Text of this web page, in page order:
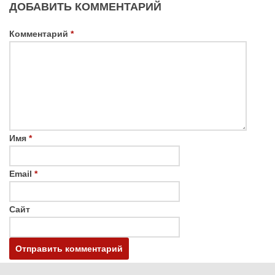
ДОБАВИТЬ КОММЕНТАРИЙ
Комментарий *
Имя *
Email *
Сайт